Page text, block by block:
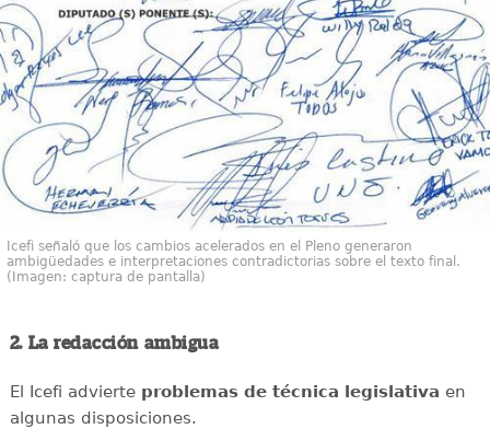
Icefi señaló que los cambios acelerados en el Pleno generaron
ambigüedades e interpretaciones contradictorias sobre el texto final.
(Imagen: captura de pantalla)
2. La redacción ambigua
El Icefi advierte problemas de técnica legislativa en
algunas disposiciones.